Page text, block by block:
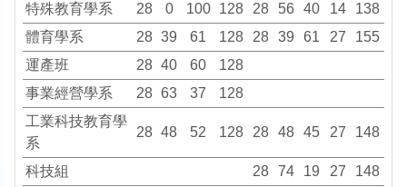
特殊教育學系
28 0 100 128 28 56 40 14
138
體育學系
28 39 61 128 28 39 61 27
155
運產班
28 40 60
128
事業經營學系
28 63 37
128
工業科技教育學
系
28 48 52 128 28 48 45 27 148
科技組 28 74 19 27
148